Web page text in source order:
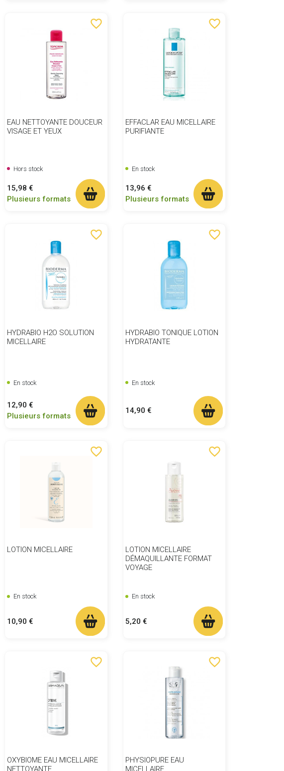
favorite_border
EAU NETTOYANTE DOUCEUR
VISAGE ET YEUX
Hors stock
Prix
15,98 €
Plusieurs formats
favorite_border
EFFACLAR EAU MICELLAIRE
PURIFIANTE
En stock
Prix
13,96 €
Plusieurs formats
favorite_border
HYDRABIO H2O SOLUTION
MICELLAIRE
En stock
Prix
12,90 €
Plusieurs formats
favorite_border
HYDRABIO TONIQUE LOTION
HYDRATANTE
En stock
Prix
14,90 €
favorite_border
LOTION MICELLAIRE
En stock
Prix
10,90 €
favorite_border
LOTION MICELLAIRE
DÉMAQUILLANTE FORMAT
VOYAGE
En stock
Prix
5,20 €
favorite_border
OXYBIOME EAU MICELLAIRE
favorite_border
PHYSIOPURE EAU